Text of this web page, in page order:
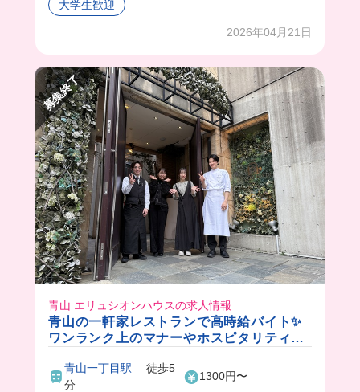
おしゃれな店内で働けるから、かっこいい自分に
まかないのビーフシチューはお肉柔らかで、幸せ
大学生歓迎
2026年04月21日
募集終了
青山 エリュシオンハウスの求人情報
青山の一軒家レストランで高時給バイト✨
ワンランク上のマナーやホスピタリティが
青山一丁目駅 徒歩5
分
1300円〜